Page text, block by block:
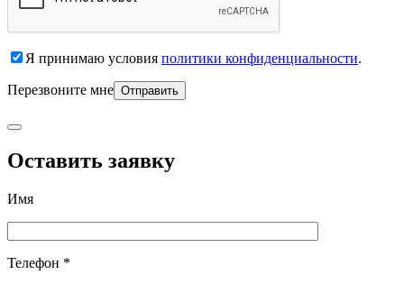
Я принимаю условия политики конфиденциальности.
Перезвоните мне
Оставить заявку
Имя
Телефон *